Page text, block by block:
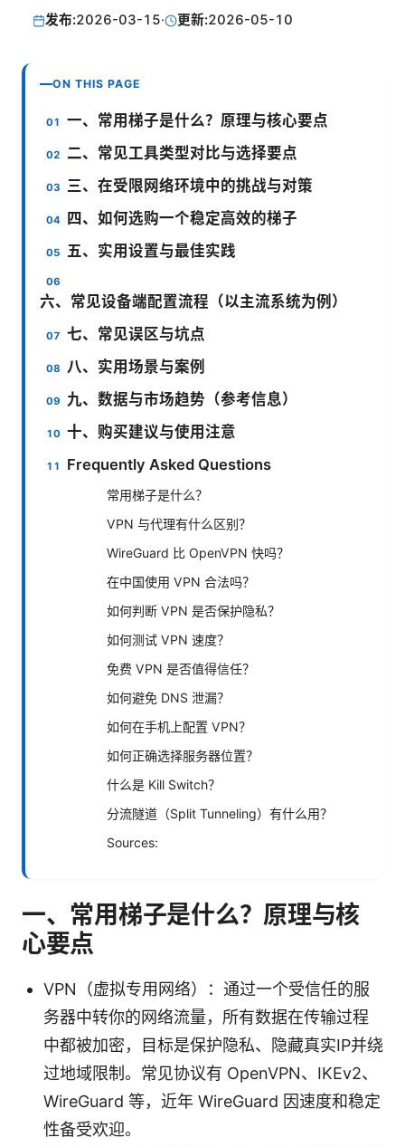
发布:2026-03-15· 更新:2026-05-10
ON THIS PAGE
一、常用梯子是什么？原理与核心要点
二、常见工具类型对比与选择要点
三、在受限网络环境中的挑战与对策
四、如何选购一个稳定高效的梯子
五、实用设置与最佳实践
六、常见设备端配置流程（以主流系统为例）
七、常见误区与坑点
八、实用场景与案例
九、数据与市场趋势（参考信息）
十、购买建议与使用注意
Frequently Asked Questions
常用梯子是什么？
VPN 与代理有什么区别？
WireGuard 比 OpenVPN 快吗？
在中国使用 VPN 合法吗？
如何判断 VPN 是否保护隐私？
如何测试 VPN 速度？
免费 VPN 是否值得信任？
如何避免 DNS 泄漏？
如何在手机上配置 VPN？
如何正确选择服务器位置？
什么是 Kill Switch？
分流隧道（Split Tunneling）有什么用？
Sources:
一、常用梯子是什么？原理与核
心要点
VPN（虚拟专用网络）：通过一个受信任的服
务器中转你的网络流量，所有数据在传输过程
中都被加密，目标是保护隐私、隐藏真实IP并绕
过地域限制。常见协议有 OpenVPN、IKEv2、
WireGuard 等，近年 WireGuard 因速度和稳定
性备受欢迎。